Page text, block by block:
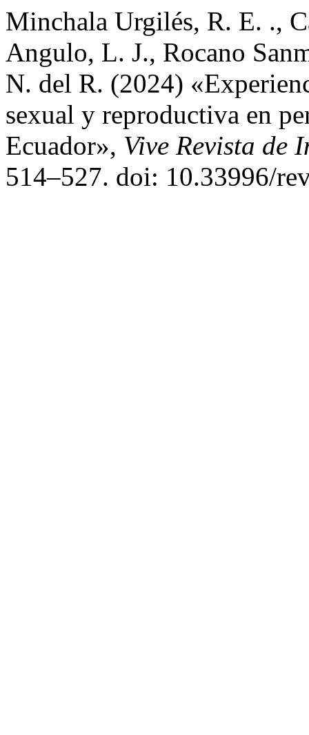
Minchala Urgilés, R. E. .,
Angulo, L. J., Rocano
N. del R. (2024)
sexual y reproductiva en
Ecuador», Vive Revista de
514–527. doi: 10.33996/